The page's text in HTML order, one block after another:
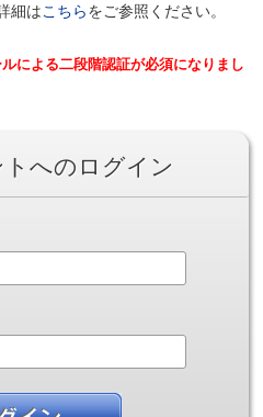
細はこちらをご参照ください。
による二段階認証が必須になりまし
へのログイン